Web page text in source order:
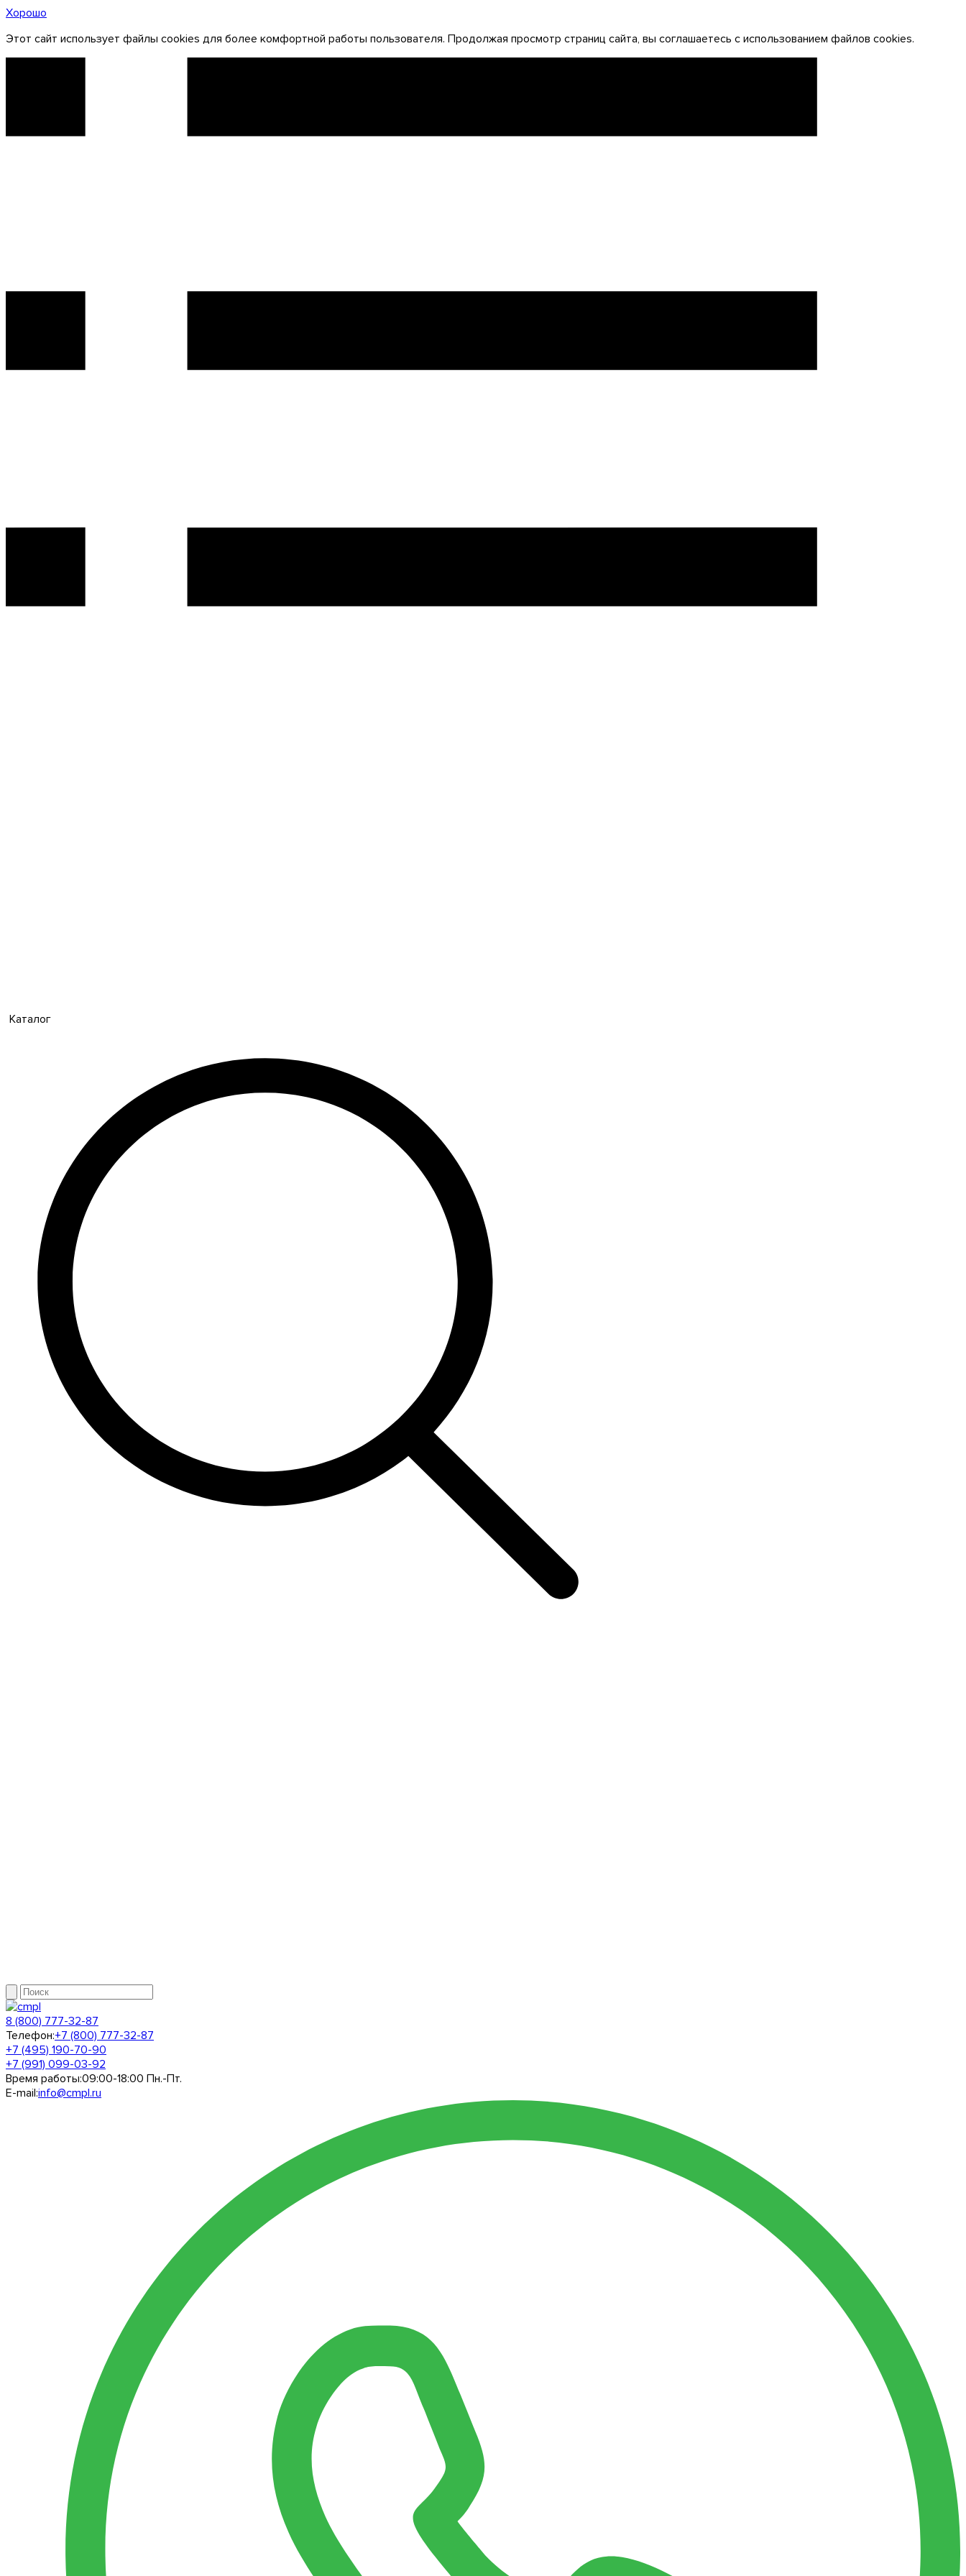
Хорошо
Этот сайт использует файлы cookies для более комфортной работы пользователя. Продолжая просмотр страниц сайта, вы соглашаетесь с использованием файлов cookies.
Каталог
8 (800) 777-32-87
Телефон:+7 (800) 777-32-87
+7 (495) 190-70-90
+7 (991) 099-03-92
Время работы:09:00-18:00 Пн.-Пт.
E-mail:info@cmpl.ru